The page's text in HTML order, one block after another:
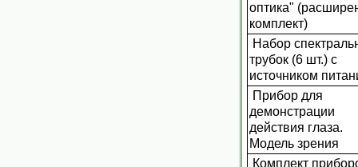
оптика"
комплект)
Набор
трубок (6 шт.) с
источником
Прибор для
демонстрации
действия глаза.
Модель зрения
Комплект